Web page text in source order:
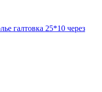
галтовка 25*10 через